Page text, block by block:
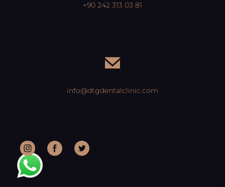
+90 242 313 03 81
info@dtgdentalclinic.com